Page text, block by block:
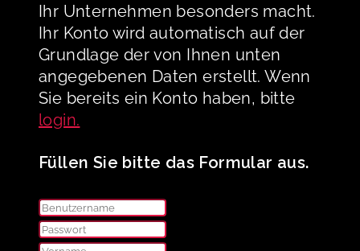
Ihr Unternehmen besonders macht.
Ihr Konto wird automatisch auf der
Grundlage der von Ihnen unten
angegebenen Daten erstellt. Wenn
Sie bereits ein Konto haben, bitte
login.
Füllen Sie bitte das Formular aus.